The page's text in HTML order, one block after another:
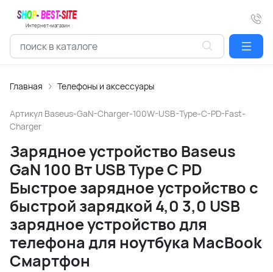
Интернет-магазин
Главная Телефоны и аксессуары
Артикул Baseus-GaN-Charger-100W-USB-Type-C-PD-Fast-
Charger
Зарядное устройство Baseus
GaN 100 Вт USB Type C PD
Быстрое зарядное устройство с
быстрой зарядкой 4,0 3,0 USB
зарядное устройство для
телефона для ноутбука MacBook
Смартфон